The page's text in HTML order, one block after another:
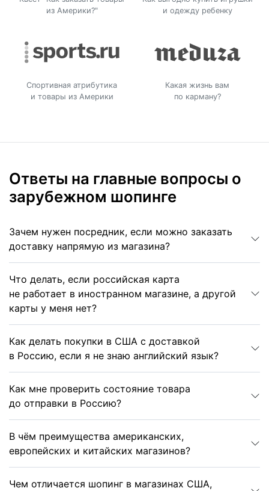
из Америки?"
и одежду ребенку
Спортивная атрибутика
и товары из Америки
Какая жизнь вам
по карману?
Ответы на главные вопросы о
зарубежном шопинге
Зачем нужен посредник, если можно заказать
доставку напрямую из магазина?
Что делать, если российская карта
не работает в иностранном магазине, а другой
карты у меня нет?
Как делать покупки в США с доставкой
в Россию, если я не знаю английский язык?
Как мне проверить состояние товара
до отправки в Россию?
В чём преимущества американских,
европейских и китайских магазинов?
Чем отличается шопинг в магазинах США,